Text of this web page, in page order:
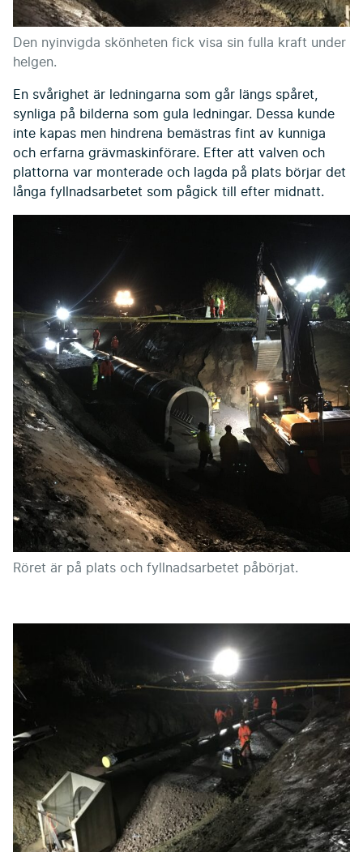
Den nyinvigda skönheten fick visa sin fulla kraft under
helgen.
En svårighet är ledningarna som går längs spåret,
synliga på bilderna som gula ledningar. Dessa kunde
inte kapas men hindrena bemästras fint av kunniga
och erfarna grävmaskinförare. Efter att valven och
plattorna var monterade och lagda på plats börjar det
långa fyllnadsarbetet som pågick till efter midnatt.
Röret är på plats och fyllnadsarbetet påbörjat.